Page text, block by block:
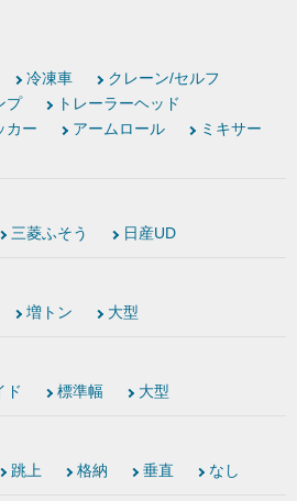
冷凍車
クレーン/セルフ
プ
トレーラーヘッド
カー アームロール
ミキサー
三菱ふそう 日産UD
増トン 大型
ド 標準幅 大型
跳上 格納 垂直 なし